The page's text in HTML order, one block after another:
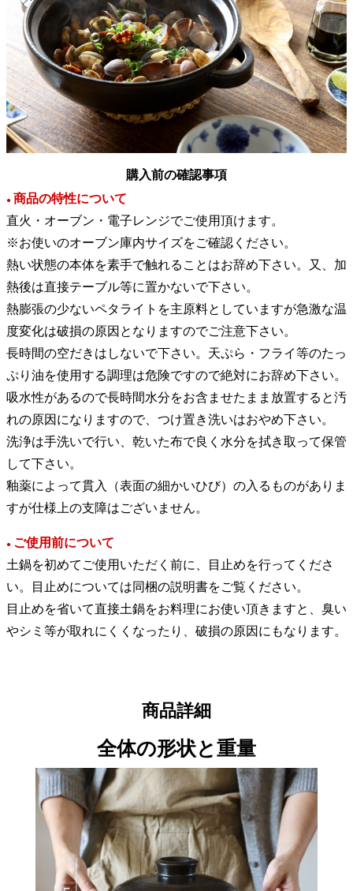
購入前の確認事項
● 商品の特性について
直火・オーブン・電子レンジでご使用頂けます。
※お使いのオーブン庫内サイズをご確認ください。
熱い状態の本体を素手で触れることはお辞め下さい。又、加
熱後は直接テーブル等に置かないで下さい。
熱膨張の少ないペタライトを主原料としていますが急激な温
度変化は破損の原因となりますのでご注意下さい。
長時間の空だきはしないで下さい。天ぷら・フライ等のたっ
ぷり油を使用する調理は危険ですので絶対にお辞め下さい。
吸水性があるので長時間水分をお含ませたまま放置すると汚
れの原因になりますので、つけ置き洗いはおやめ下さい。
洗浄は手洗いで行い、乾いた布で良く水分を拭き取って保管
して下さい。
釉薬によって貫入（表面の細かいひび）の入るものがありま
すが仕様上の支障はございません。
● ご使用前について
土鍋を初めてご使用いただく前に、目止めを行ってくださ
い。目止めについては同梱の説明書をご覧ください。
目止めを省いて直接土鍋をお料理にお使い頂きますと、臭い
やシミ等が取れにくくなったり、破損の原因にもなります。
商品詳細
全体の形状と重量